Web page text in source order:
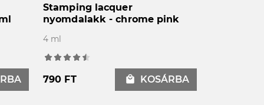
Stamping lacquer
nyomdalakk - chrome pink
4 ml
790 FT local_mall KOSÁRBA